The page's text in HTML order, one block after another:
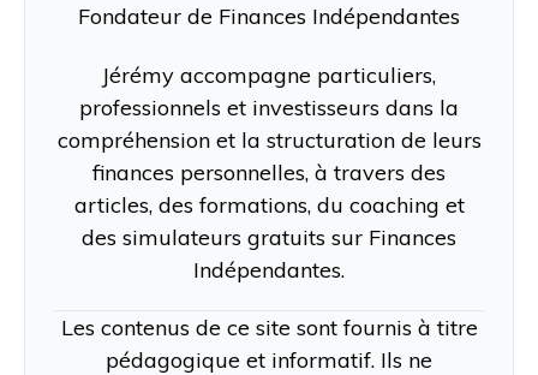
Fondateur de Finances Indépendantes
Jérémy accompagne particuliers,
professionnels et investisseurs dans la
compréhension et la structuration de leurs
finances personnelles, à travers des
articles, des formations, du coaching et
des simulateurs gratuits sur Finances
Indépendantes.
Les contenus de ce site sont fournis à titre
pédagogique et informatif. Ils ne